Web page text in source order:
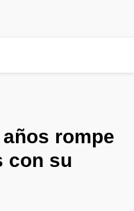
rompe
con su